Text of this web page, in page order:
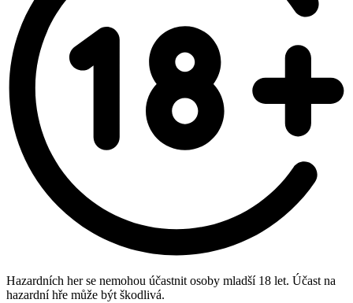
Hazardních her se nemohou účastnit osoby mladší 18 let. Účast na
hazardní hře může být škodlivá.